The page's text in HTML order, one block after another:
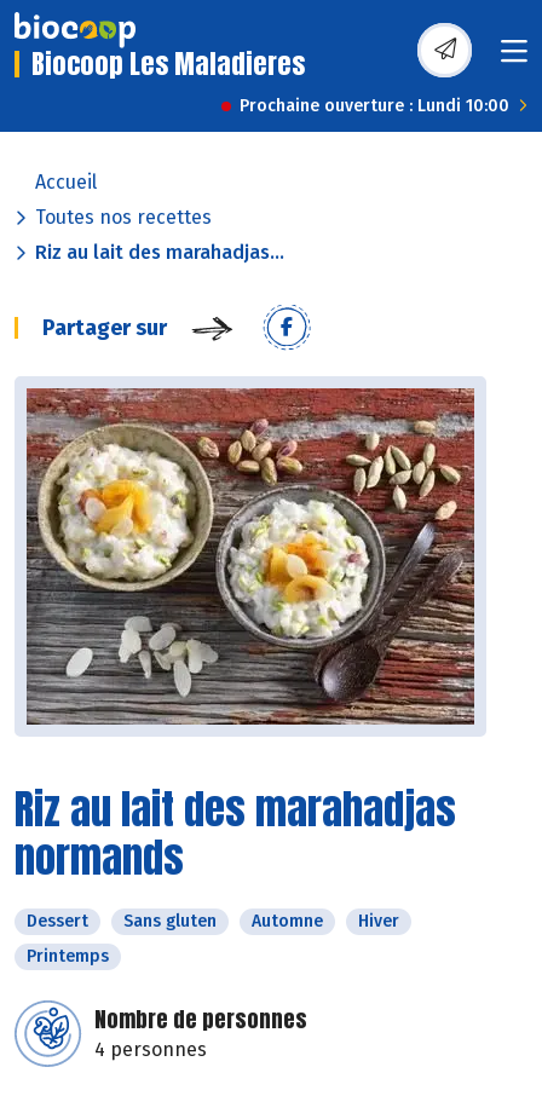
Biocoop Les Maladieres
Prochaine ouverture : Lundi 10:00
Accueil
Toutes nos recettes
Riz au lait des marahadjas...
Partager sur
Riz au lait des marahadjas
normands
Dessert Sans gluten Automne
Hiver
Printemps
Nombre de personnes
4 personnes